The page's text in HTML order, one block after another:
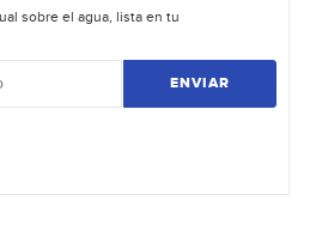
sobre el agua, lista en tu
ENVIAR